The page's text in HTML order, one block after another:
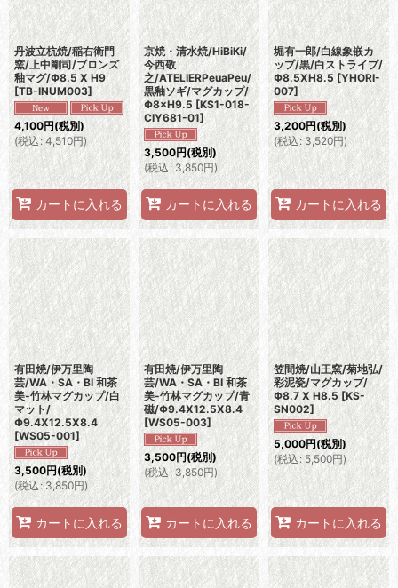
丹波立杭焼/稲右衛門
窯/上中剛司/ブロンズ
釉マグ/Φ8.5 X H9
[TB-INUM003]
4,100円(税別)
(税込: 4,510円)
カートに入れる
京焼・清水焼/HiBiKi/
今西敬
之/ATELIERPeuaPeu/
黒釉ソギ/マグカップ/
Φ8×H9.5 [KS1-018-
CIY681-01]
3,500円(税別)
(税込: 3,850円)
カートに入れる
堀有一郎/白線象嵌カ
ップ/黒/白ストライプ/
Φ8.5XH8.5 [YHORI-
007]
3,200円(税別)
(税込: 3,520円)
カートに入れる
有田焼/伊万里陶
芸/WA・SA・BI 和茶
美-竹林マグカップ/白
マット/
Φ9.4X12.5X8.4
[WS05-001]
3,500円(税別)
(税込 : 3,850円)
カートに入れる
有田焼/伊万里陶
芸/WA・SA・BI 和茶
美-竹林マグカップ/青
磁/Φ9.4X12.5X8.4
[WS05-003]
3,500円(税別)
(税込: 3,850円)
カートに入れる
笠間焼/山王窯/菊地弘/
彩泥瓷/マグカップ/
Φ8.7 X H8.5 [KS-
SN002]
5,000円(税別)
(税込: 5,500円)
カートに入れる